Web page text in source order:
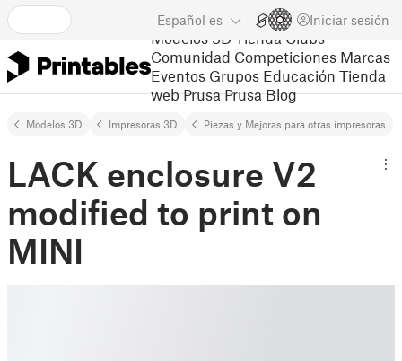
Español es Iniciar sesión
Modelos 3D Tienda Clubs
Comunidad Competiciones Marcas
Eventos Grupos Educación Tienda
web Prusa Prusa Blog
Modelos 3D Impresoras 3D Piezas y Mejoras para otras impresoras
LACK enclosure V2
modified to print on
MINI